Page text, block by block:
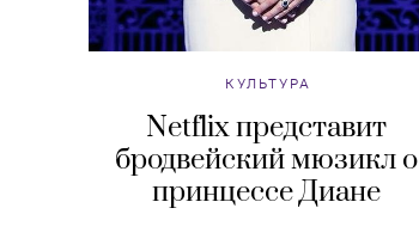
КУЛЬТУРА
Netflix представит
бродвейский мюзикл о
принцессе Диане